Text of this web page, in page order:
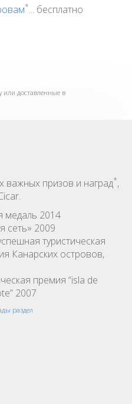
*... бесплатно
или доставленные в
важных призов и наград*,
медаль 2014
сеть» 2009
туристическая
Канарских островов,
премия “isla de
2007
раздел